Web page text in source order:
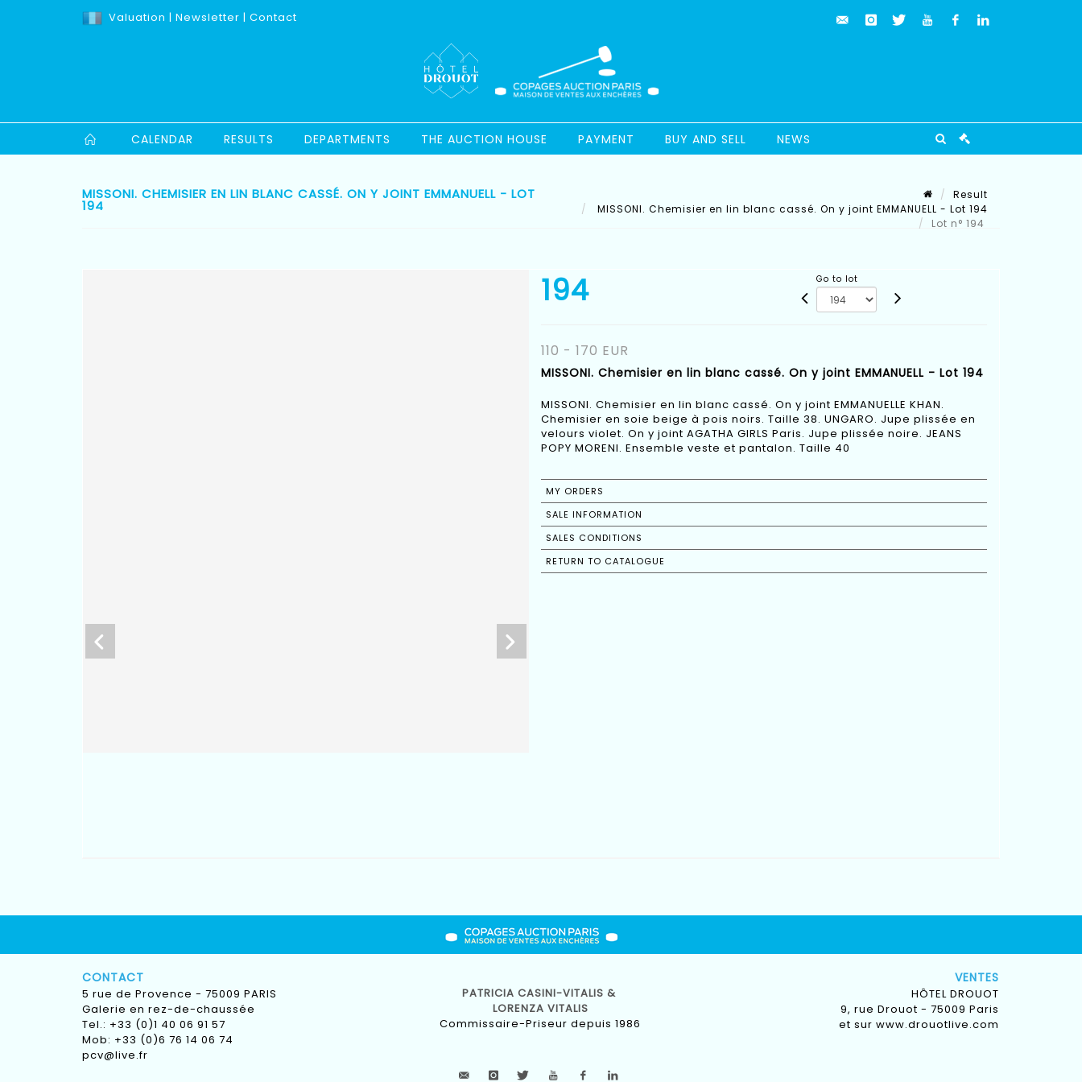
Valuation | Newsletter | Contact
CALENDAR RESULTS DEPARTMENTS THE AUCTION HOUSE PAYMENT BUY AND SELL NEWS
MISSONI. CHEMISIER EN LIN BLANC CASSÉ. ON Y JOINT EMMANUELL - LOT
194
Result
MISSONI. Chemisier en lin blanc cassé. On y joint EMMANUELL - Lot 194
Lot n° 194
194 Go to lot
110 - 170 EUR
MISSONI. Chemisier en lin blanc cassé. On y joint EMMANUELL - Lot 194
MISSONI. Chemisier en lin blanc cassé. On y joint EMMANUELLE KHAN.
Chemisier en soie beige à pois noirs. Taille 38. UNGARO. Jupe plissée en
velours violet. On y joint AGATHA GIRLS Paris. Jupe plissée noire. JEANS
POPY MORENI. Ensemble veste et pantalon. Taille 40
MY ORDERS
SALE INFORMATION
SALES CONDITIONS
RETURN TO CATALOGUE
CONTACT
5 rue de Provence - 75009 PARIS
Galerie en rez-de-chaussée
Tel.: +33 (0)1 40 06 91 57
Mob: +33 (0)6 76 14 06 74
pcv@live.fr
PATRICIA CASINI-VITALIS &
LORENZA VITALIS
Commissaire-Priseur depuis 1986
VENTES
HÔTEL DROUOT
9, rue Drouot - 75009 Paris
et sur www.drouotlive.com